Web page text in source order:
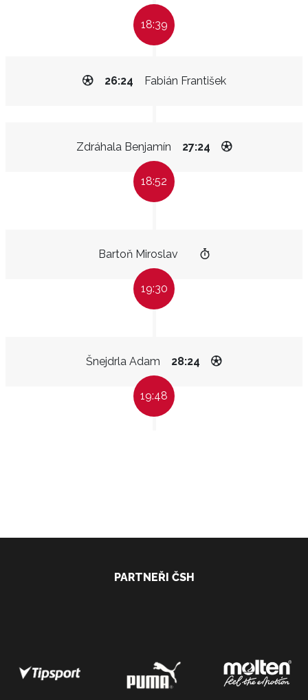
18:39
Fabián František
26:24
Zdráhala Benjamín 27:24
18:52
Bartoň Miroslav
19:30
Šnejdrla Adam 28:24
19:48
PARTNEŘI ČSH